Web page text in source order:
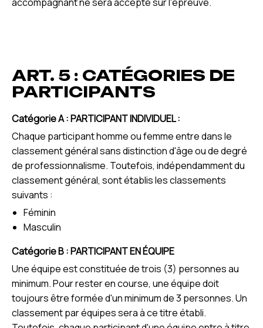
ART. 5 : CATÉGORIES DE
PARTICIPANTS
Catégorie A : PARTICIPANT INDIVIDUEL :
Chaque participant homme ou femme entre dans le
classement général sans distinction d'âge ou de degré
de professionnalisme. Toutefois, indépendamment du
classement général, sont établis les classements
suivants :
Féminin
Masculin
Catégorie B : PARTICIPANT EN ÉQUIPE
Une équipe est constituée de trois (3) personnes au
minimum. Pour rester en course, une équipe doit
toujours être formée d'un minimum de 3 personnes. Un
classement par équipes sera à ce titre établi.